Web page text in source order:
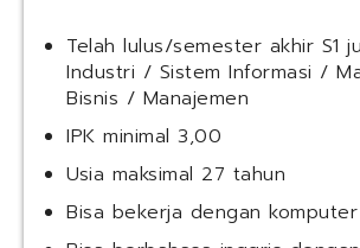
Telah lulus/semester akhir S1
Industri / Sistem Informasi /
Bisnis / Manajemen
IPK minimal 3,00
Usia maksimal 27 tahun
Bisa bekerja dengan